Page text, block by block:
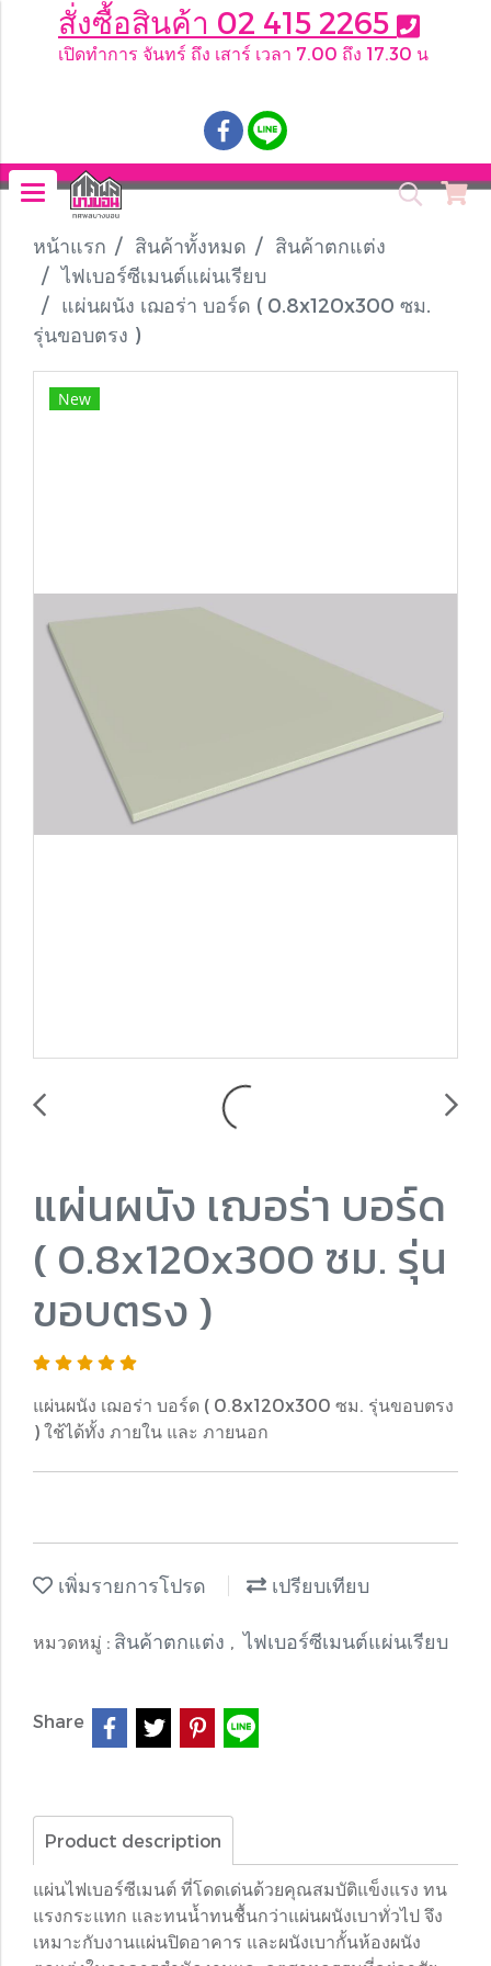
สั่งซื้อสินค้า 02 415 2265
เปิดทำการ จันทร์ ถึง เสาร์ เวลา 7.00 ถึง 17.30 น
หน้าแรก สินค้าทั้งหมด
สินค้าตกแต่ง
ไฟเบอร์ซีเมนต์แผ่นเรียบ
แผ่นผนัง เฌอร่า บอร์ด ( 0.8x120x300 ซม.
รุ่นขอบตรง )
New
แผ่นผนัง เฌอร่า บอร์ด
( 0.8x120x300 ซม. รุ่น
ขอบตรง )
แผ่นผนัง เฌอร่า บอร์ด ( 0.8x120x300 ซม. รุ่นขอบตรง
) ใช้ได้ทั้ง ภายใน และ ภายนอก
เพิ่มรายการโปรด เปรียบเทียบ
หมวดหมู่ : สินค้าตกแต่ง , ไฟเบอร์ซีเมนต์แผ่นเรียบ
Share
Product description
แผ่นไฟเบอร์ซีเมนต์ ที่โดดเด่นด้วยคุณสมบัติแข็งแรง ทน
แรงกระแทก และทนน้ำทนชื้นกว่าแผ่นผนังเบาทั่วไป จึง
เหมาะกับงานแผ่นปิดอาคาร และผนังเบากั้นห้องผนัง